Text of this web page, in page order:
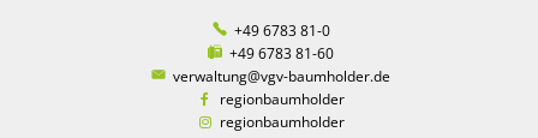
+49 6783 81-0
+49 6783 81-60
verwaltung@vgv-baumholder.de
regionbaumholder
regionbaumholder